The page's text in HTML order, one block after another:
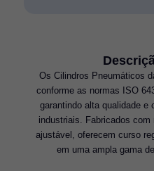
Os Cilindros Pneumáticos
conforme as normas ISO
garantindo alta qualidade e
industriais. Fabricados
ajustável, oferecem curso
em uma ampla gama